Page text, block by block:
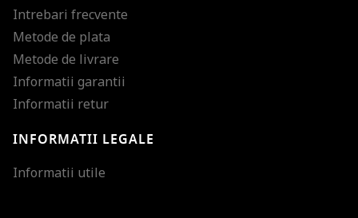
Intrebari frecvente
Metode de plata
Metode de livrare
Informatii garantii
Informatii retur
INFORMATII LEGALE
Informatii utile